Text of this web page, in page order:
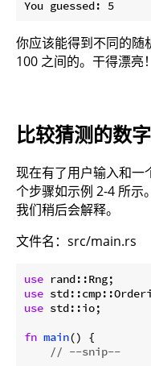
你应该能得到不同的随
100 之间的。干得漂亮！
比较猜测的数
现在有了用户输入和一
个步骤如示例 2-4 所示
我们稍后会解释。
文件名：src/main.rs
use
use
use std::io;
fn main() {
// --snip--